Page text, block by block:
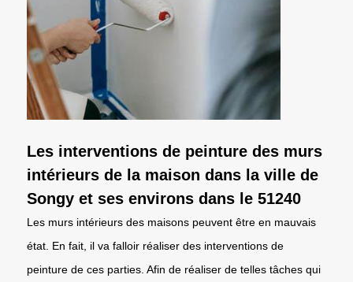
Les interventions de peinture des murs
intérieurs de la maison dans la ville de
Songy et ses environs dans le 51240
Les murs intérieurs des maisons peuvent être en mauvais
état. En fait, il va falloir réaliser des interventions de
peinture de ces parties. Afin de réaliser de telles tâches qui